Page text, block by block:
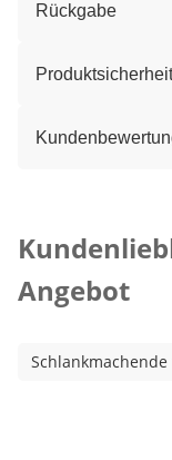
Rückgabe
Produktsicherheit
Angebot